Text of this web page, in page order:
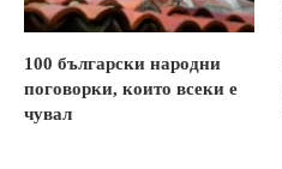
100 български народни
поговорки, които всеки е
чувал